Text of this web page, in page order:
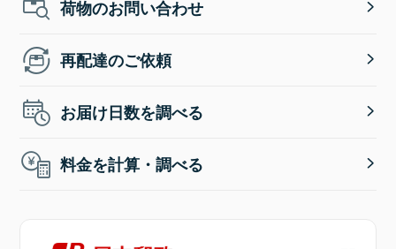
荷物のお問い合わせ
再配達のご依頼
お届け日数を調べる
料金を計算・調べる